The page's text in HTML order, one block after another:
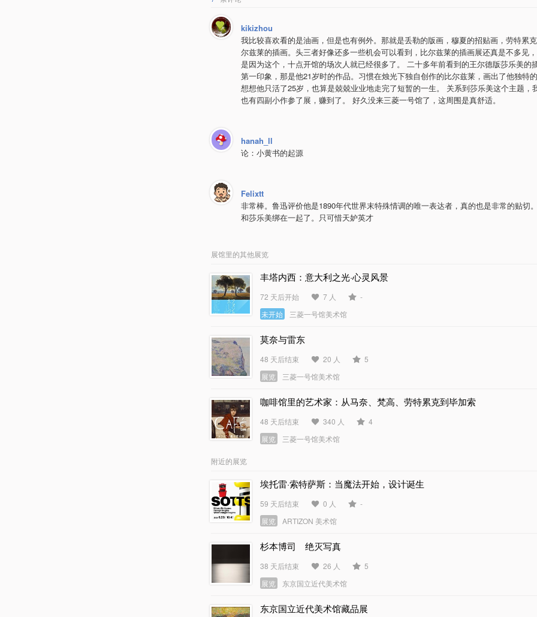
kikizhou
我比较喜欢看的是油画，但是也有例外。那就是丢勒的版画，穆夏的招贴画，劳特累
尔兹莱的插画。头三者好像还多一些机会可以看到，比尔兹莱的插画展还真是不多见
是因为这个，十点开馆的场次人就已经很多了。 二十多年前看到的王尔德版莎乐美的
第一印象，那是他21岁时的作品。习惯在烛光下独自创作的比尔兹莱，画出了他独特
想想他只活了25岁，也算是兢兢业业地走完了短暂的一生。 关系到莎乐美这个主题，
也有四副小作参了展，赚到了。 好久没来三菱一号馆了，这周围是真舒适。
hanah_ll
论：小黄书的起源
Felixtt
非常棒。鲁迅评价他是1890年代世界末特殊情调的唯一表达者，真的也是非常的贴切
和莎乐美绑在一起了。只可惜天妒英才
展馆里的其他展览
丰塔内西：意大利之光·心灵风景
72 天后开始 7 人
-
未开始
三菱一号馆美术馆
莫奈与雷东
48 天后结束 20 人
5
展览
三菱一号馆美术馆
咖啡馆里的艺术家：从马奈、梵高、劳特累克到毕加索
48 天后结束 340 人
4
展览
三菱一号馆美术馆
附近的展览
埃托雷·索特萨斯：当魔法开始，设计诞生
59 天后结束 0 人
-
展览
ARTIZON 美术馆
杉本博司 绝灭写真
38 天后结束 26 人
5
展览
东京国立近代美术馆
东京国立近代美术馆藏品展